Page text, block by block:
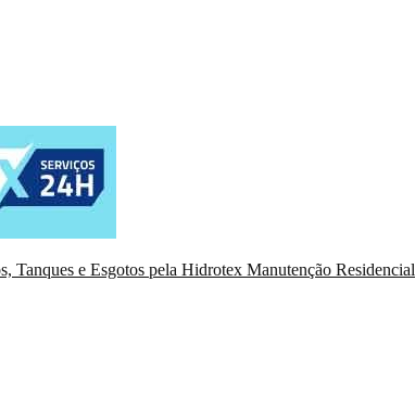
Tanques e Esgotos pela Hidrotex Manutenção Residencial